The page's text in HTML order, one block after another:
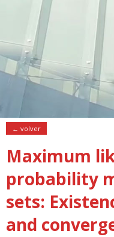
← volver
Maximum
probability
sets:
and